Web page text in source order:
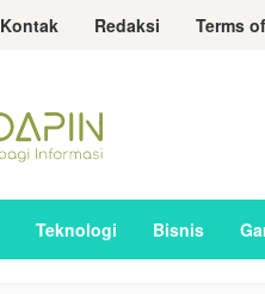
Kontak Redaksi Terms
Teknologi Bisnis